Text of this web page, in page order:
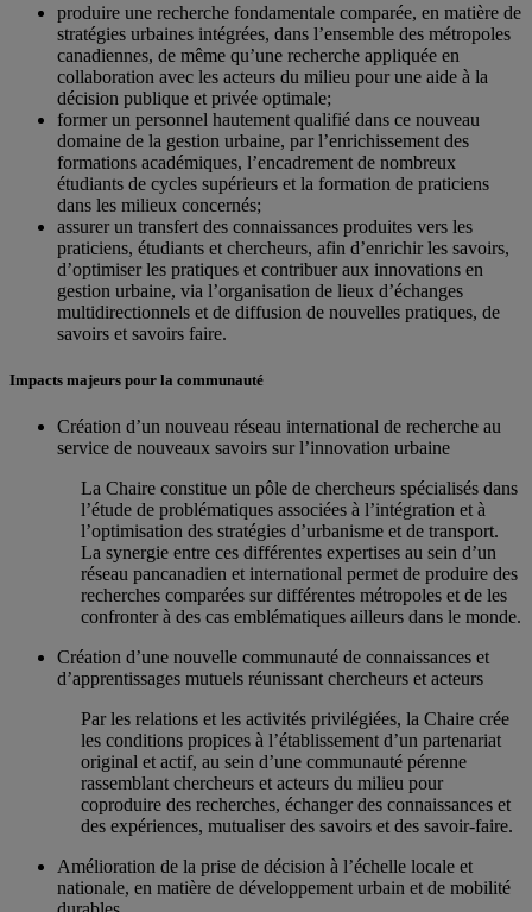
produire une recherche fondamentale comparée, en matière de
stratégies urbaines intégrées, dans l’ensemble des métropoles
canadiennes, de même qu’une recherche appliquée en
collaboration avec les acteurs du milieu pour une aide à la
décision publique et privée optimale;
former un personnel hautement qualifié dans ce nouveau
domaine de la gestion urbaine, par l’enrichissement des
formations académiques, l’encadrement de nombreux
étudiants de cycles supérieurs et la formation de praticiens
dans les milieux concernés;
assurer un transfert des connaissances produites vers les
praticiens, étudiants et chercheurs, afin d’enrichir les savoirs,
d’optimiser les pratiques et contribuer aux innovations en
gestion urbaine, via l’organisation de lieux d’échanges
multidirectionnels et de diffusion de nouvelles pratiques, de
savoirs et savoirs faire.
Impacts majeurs pour la communauté
Création d’un nouveau réseau international de recherche au
service de nouveaux savoirs sur l’innovation urbaine
La Chaire constitue un pôle de chercheurs spécialisés dans
l’étude de problématiques associées à l’intégration et à
l’optimisation des stratégies d’urbanisme et de transport.
La synergie entre ces différentes expertises au sein d’un
réseau pancanadien et international permet de produire des
recherches comparées sur différentes métropoles et de les
confronter à des cas emblématiques ailleurs dans le monde.
Création d’une nouvelle communauté de connaissances et
d’apprentissages mutuels réunissant chercheurs et acteurs
Par les relations et les activités privilégiées, la Chaire crée
les conditions propices à l’établissement d’un partenariat
original et actif, au sein d’une communauté pérenne
rassemblant chercheurs et acteurs du milieu pour
coproduire des recherches, échanger des connaissances et
des expériences, mutualiser des savoirs et des savoir-faire.
Amélioration de la prise de décision à l’échelle locale et
nationale, en matière de développement urbain et de mobilité